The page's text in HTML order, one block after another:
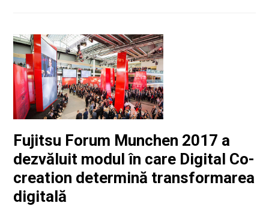
Fujitsu Forum Munchen 2017 a
dezvăluit modul în care Digital Co-
creation determină transformarea
digitală